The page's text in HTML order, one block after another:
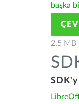
başka
2.5 MB (